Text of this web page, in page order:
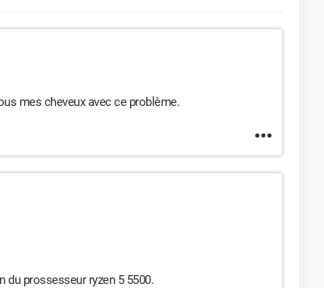
mes cheveux avec ce problème.
prossesseur ryzen 5 5500.